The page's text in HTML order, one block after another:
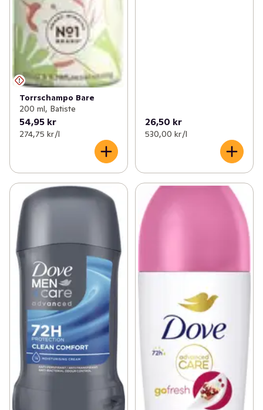
Torrschampo Bare
200 ml, Batiste
54,95 kr
274,75 kr /l
26,50 kr
530,00 kr /l